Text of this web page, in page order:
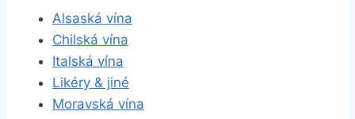
Alsaská vína
Chilská vína
Italská vína
Likéry & jiné
Moravská vína